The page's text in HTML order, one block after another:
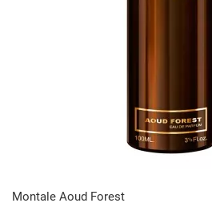
Montale Aoud Forest